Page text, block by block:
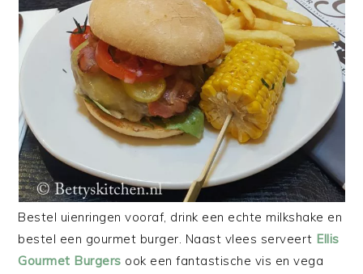
Bestel uienringen vooraf, drink een echte milkshake en
bestel een gourmet burger. Naast vlees serveert Ellis
Gourmet Burgers ook een fantastische vis en vega